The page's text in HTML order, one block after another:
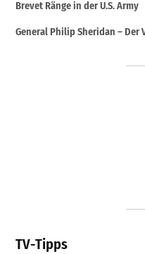
Brevet Ränge in der U.S. Army
General Philip Sheridan – Der
TV-Tipps